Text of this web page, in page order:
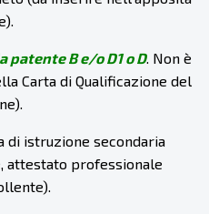
patente B e/o D1 o D. Non è
Carta di Qualificazione del
di istruzione secondaria
attestato professionale